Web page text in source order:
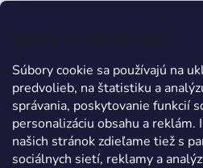
Vážime si vaše súkromie
Súbory cookie sa používajú na
predvolieb, na štatistiku a
správania, poskytovanie funkcií
personalizáciu obsahu a reklám.
našich stránok zdieľame tiež s
sociálnych sietí, reklamy a
Prijímame online platby